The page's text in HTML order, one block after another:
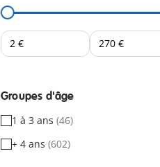
Groupes d'âge
1 à 3 ans (46)
+ 4 ans (602)